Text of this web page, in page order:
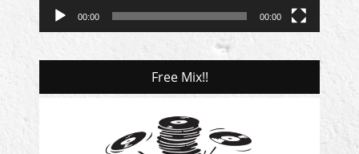
00:00 00:00
Free Mix!!